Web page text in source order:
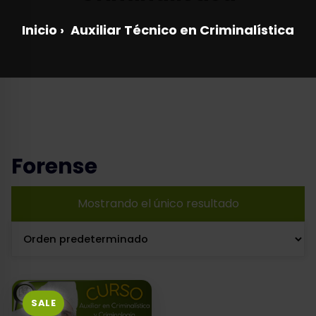
Inicio › Auxiliar Técnico en Criminalística
Forense
Mostrando el único resultado
SALE